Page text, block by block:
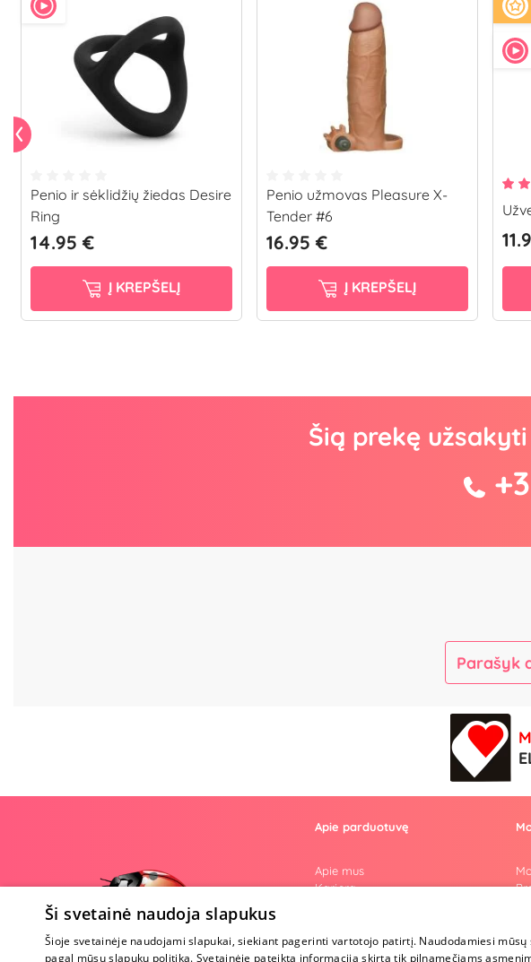
Penio ir sėklidžių žiedas Desire
Ring
14.95 €
Į KREPŠELĮ
Penio užmovas Pleasure X-
Tender #6
16.95 €
Į KREPŠELĮ
Šią prekę
Parašyk
Apie parduotuvę
Apie mus
Karjera
Nuogos mintys
Prekiniai ženklai
Ši svetainė naudoja slapukus
Šioje svetainėje naudojami slapukai, siekiant pagerinti vartotojo patirtį. Naudodamiesi
pagal mūsų slapukų politiką. Svetainėje pateikta informacija skirta tik pilnamečiams